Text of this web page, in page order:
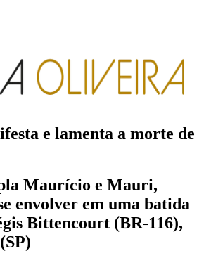
e lamenta a morte de
Maurício e Mauri,
envolver em uma batida
Bittencourt (BR-116),